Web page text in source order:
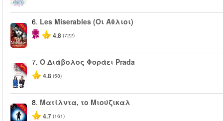
-40%
6. Les Miserables (Οι Άθλιοι)
4.8 (722)
-50%
7. Ο Διάβολος Φοράει Prada
4.8 (58)
-50%
8. Ματίλντα, το Μιούζικαλ
4.7 (161)